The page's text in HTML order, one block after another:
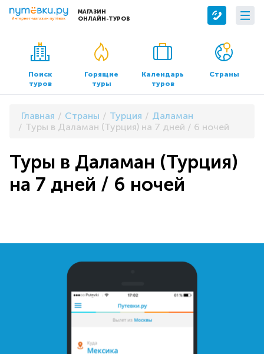
МАГАЗИН
ОНЛАЙН-ТУРОВ
Сервисы
Бронирование отелей
Трансфер
О компании
О нас
Контакты
Документы и реквизиты
Поиск
туров
Горящие
туры
Календарь
туров
Страны
Главная Страны Турция
Даламан
Туры в Даламан (Турция) на 7 дней / 6 ночей
Туры в Даламан (Турция)
на 7 дней / 6 ночей